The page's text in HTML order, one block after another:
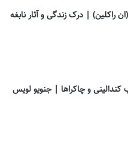
راکلین) | درک زندگی و آثار نابغه
و چاکراها | جنویو لویس